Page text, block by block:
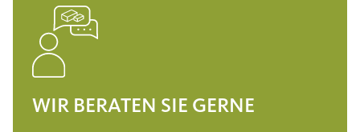
WIR BERATEN SIE GERNE